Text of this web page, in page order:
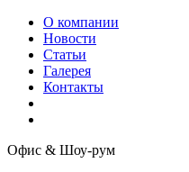
О компании
Новости
Статьи
Галерея
Контакты
Офис & Шоу-рум